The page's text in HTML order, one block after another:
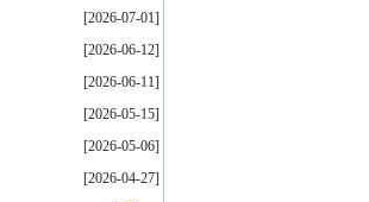
[2026-07-01]
[2026-06-12]
[2026-06-11]
[2026-05-15]
[2026-05-06]
[2026-04-27]